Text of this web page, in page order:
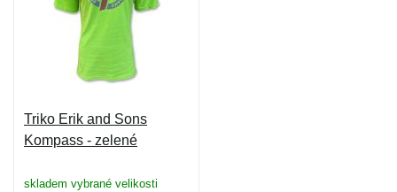
Triko Erik and Sons
Kompass - zelené
skladem vybrané velikosti